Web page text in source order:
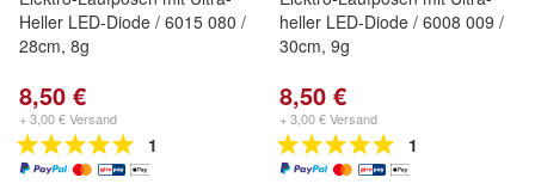
Heller LED-Diode / 6015 080 /
28cm, 8g
8,50 €
+ 3,00 € Versand
1
heller LED-Diode / 6008 009 /
30cm, 9g
8,50 €
+ 3,00 € Versand
1